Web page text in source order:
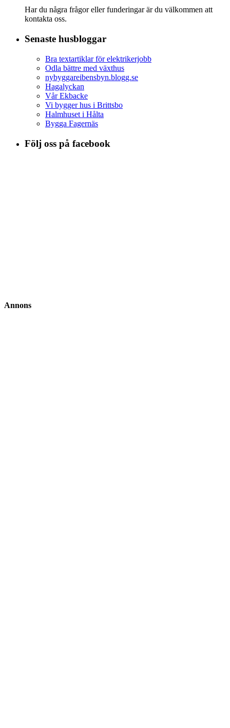
Har du några frågor eller funderingar är du välkommen att
kontakta oss.
Senaste husbloggar
Bra textartiklar för elektrikerjobb
Odla bättre med växthus
nybyggareibensbyn.blogg.se
Hagalyckan
Vår Ekbacke
Vi bygger hus i Brittsbo
Halmhuset i Hålta
Bygga Fagernäs
Följ oss på facebook
Annons